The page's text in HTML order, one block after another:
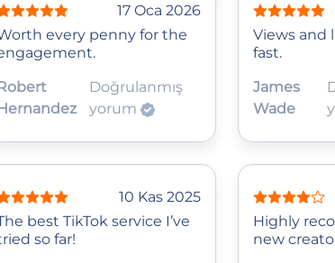
17 Oca 2026
every penny for the
Doğrulanmış
yorum
Views and
fast.
James
Wade
10 Kas 2025
best TikTok service I’ve
so far!
Highly
new